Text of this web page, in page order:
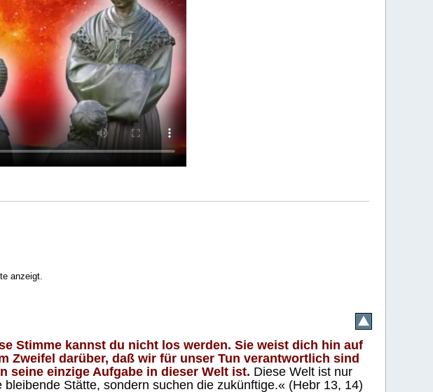
anzeigt.
Stimme kannst du nicht los werden. Sie weist dich hin auf
Zweifel darüber, daß wir für unser Tun verantwortlich sind
seine einzige Aufgabe in dieser Welt ist. Diese Welt ist nur
Stätte, sondern suchen die zukünftige.« (Hebr 13, 14)